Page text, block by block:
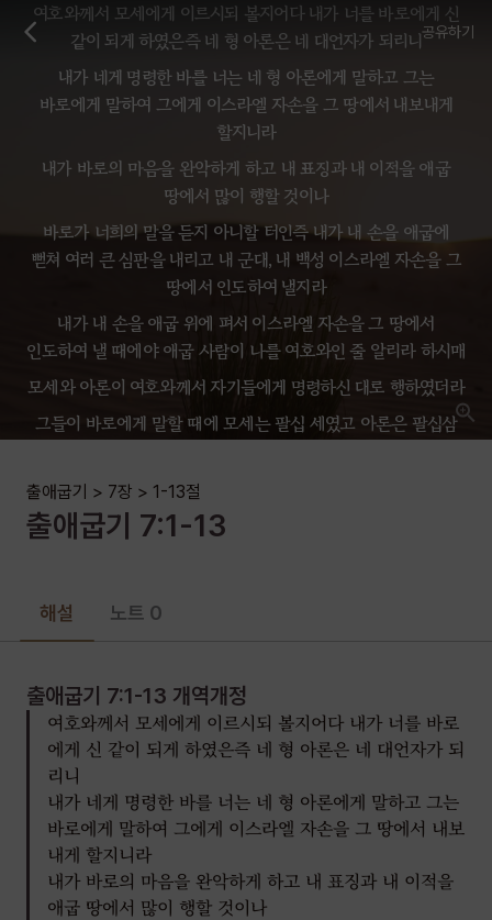
공유하기
여호와께서 모세에게 이르시되 볼지어다 내가 너를 바로에게 신
같이 되게 하였은즉 네 형 아론은 네 대언자가 되리니
내가 네게 명령한 바를 너는 네 형 아론에게 말하고 그는
바로에게 말하여 그에게 이스라엘 자손을 그 땅에서 내보내게
할지니라
내가 바로의 마음을 완악하게 하고 내 표징과 내 이적을 애굽
땅에서 많이 행할 것이나
바로가 너희의 말을 듣지 아니할 터인즉 내가 내 손을 애굽에
뻗쳐 여러 큰 심판을 내리고 내 군대, 내 백성 이스라엘 자손을 그
땅에서 인도하여 낼지라
내가 내 손을 애굽 위에 펴서 이스라엘 자손을 그 땅에서
인도하여 낼 때에야 애굽 사람이 나를 여호와인 줄 알리라 하시매
모세와 아론이 여호와께서 자기들에게 명령하신 대로 행하였더라
그들이 바로에게 말할 때에 모세는 팔십 세였고 아론은 팔십삼
여호와께서 모세와 아론에게 말씀하여 이르시되
바로가 너희에게 이르기를 너희는 이적을 보이라 하거든 너는
모세와 아론이 바로에게 가서 여호와께서 명령하신 대로 행하여
아론이 바로와 그의 신하 앞에 지팡이를 던지니 뱀이 된지라
요술로 그와 같이 행하되
각 사람이 지팡이를 던지매 뱀이 되었으나 아론의 지팡이가
그러나 바로의 마음이 완악하여 그들의 말을 듣지 아니하니
여호와의 말씀과 같더라
출애굽기 > 7장 > 1-13절
출애굽기 7:1-13
해설 노트 0
출애굽기 7:1-13 개역개정
여호와께서 모세에게 이르시되 볼지어다 내가 너를 바로
에게 신 같이 되게 하였은즉 네 형 아론은 네 대언자가 되
리니
내가 네게 명령한 바를 너는 네 형 아론에게 말하고 그는
바로에게 말하여 그에게 이스라엘 자손을 그 땅에서 내보
내게 할지니라
내가 바로의 마음을 완악하게 하고 내 표징과 내 이적을
애굽 땅에서 많이 행할 것이나